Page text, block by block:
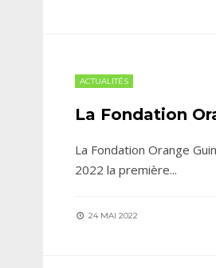
ACTUALITÉS
La Fondation
La Fondation Orange
2022 la première...
24 MAI 2022